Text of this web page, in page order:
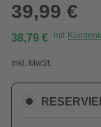
39,99 €
38,79 € mit
Inkl. MwSt.